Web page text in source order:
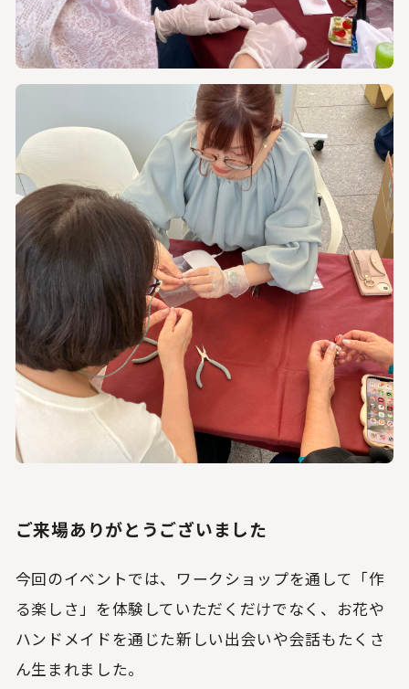
ご来場ありがとうございました
今回のイベントでは、ワークショップを通して「作
る楽しさ」を体験していただくだけでなく、お花や
ハンドメイドを通じた新しい出会いや会話もたくさ
ん生まれました。